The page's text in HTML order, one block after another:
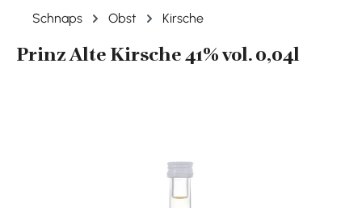
Schnaps Obst Kirsche
Prinz Alte Kirsche 41% vol. 0,04l